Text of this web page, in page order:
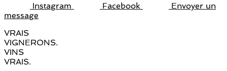
Instagram Facebook
Envoyer un
message
VRAIS
VIGNERONS.
VINS
VRAIS.